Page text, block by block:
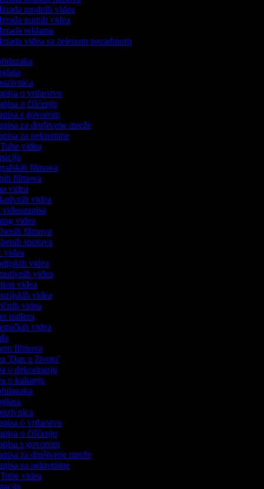
modnih videa
putnih videa
reklama
videa sa zelenom pozadinom
o vrtlarstvu
o čišćenju
s govorom
za društvene mreže
za nekretnine
videa
filmova
filmova
videa
videa
videozapisa
videa
filmova
spotova
videa
videa
videa
videa
videa
videa
trailera
videa
filmova
'Dan u životu'
o dekoriranju
o kuhanju
o vrtlarstvu
o čišćenju
s govorom
za društvene mreže
za nekretnine
videa